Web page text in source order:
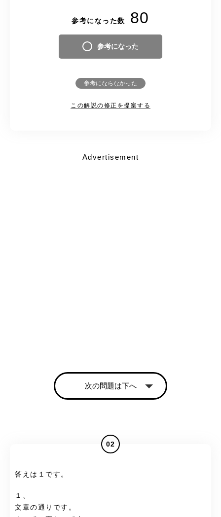
参考になった数 80
参考になった
参考にならなかった
この解説の修正を提案する
Advertisement
次の問題は下へ
02
答えは１です。
１、
文章の通りです。